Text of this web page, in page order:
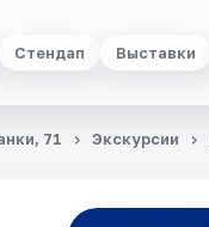
Стендап Выставки
71 Экскурсии